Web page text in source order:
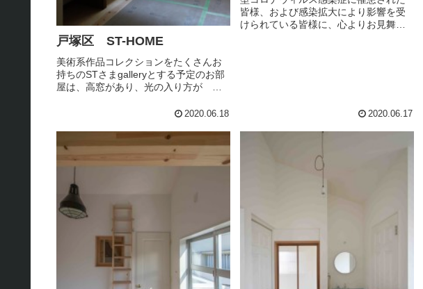
戸塚区 ST-HOME
美術系作品コレクションをたくさんお
持ちのSTさまgalleryとする予定のお部
屋は、高窓があり、光の入り方が 時
陰影が生まれます落ち着く空間で
番上の段はスペースを空け、抜け...
2020.06.18
皆様、および感染拡大により影響を受
けられている皆様に、心よりお見舞い
2020.06.17